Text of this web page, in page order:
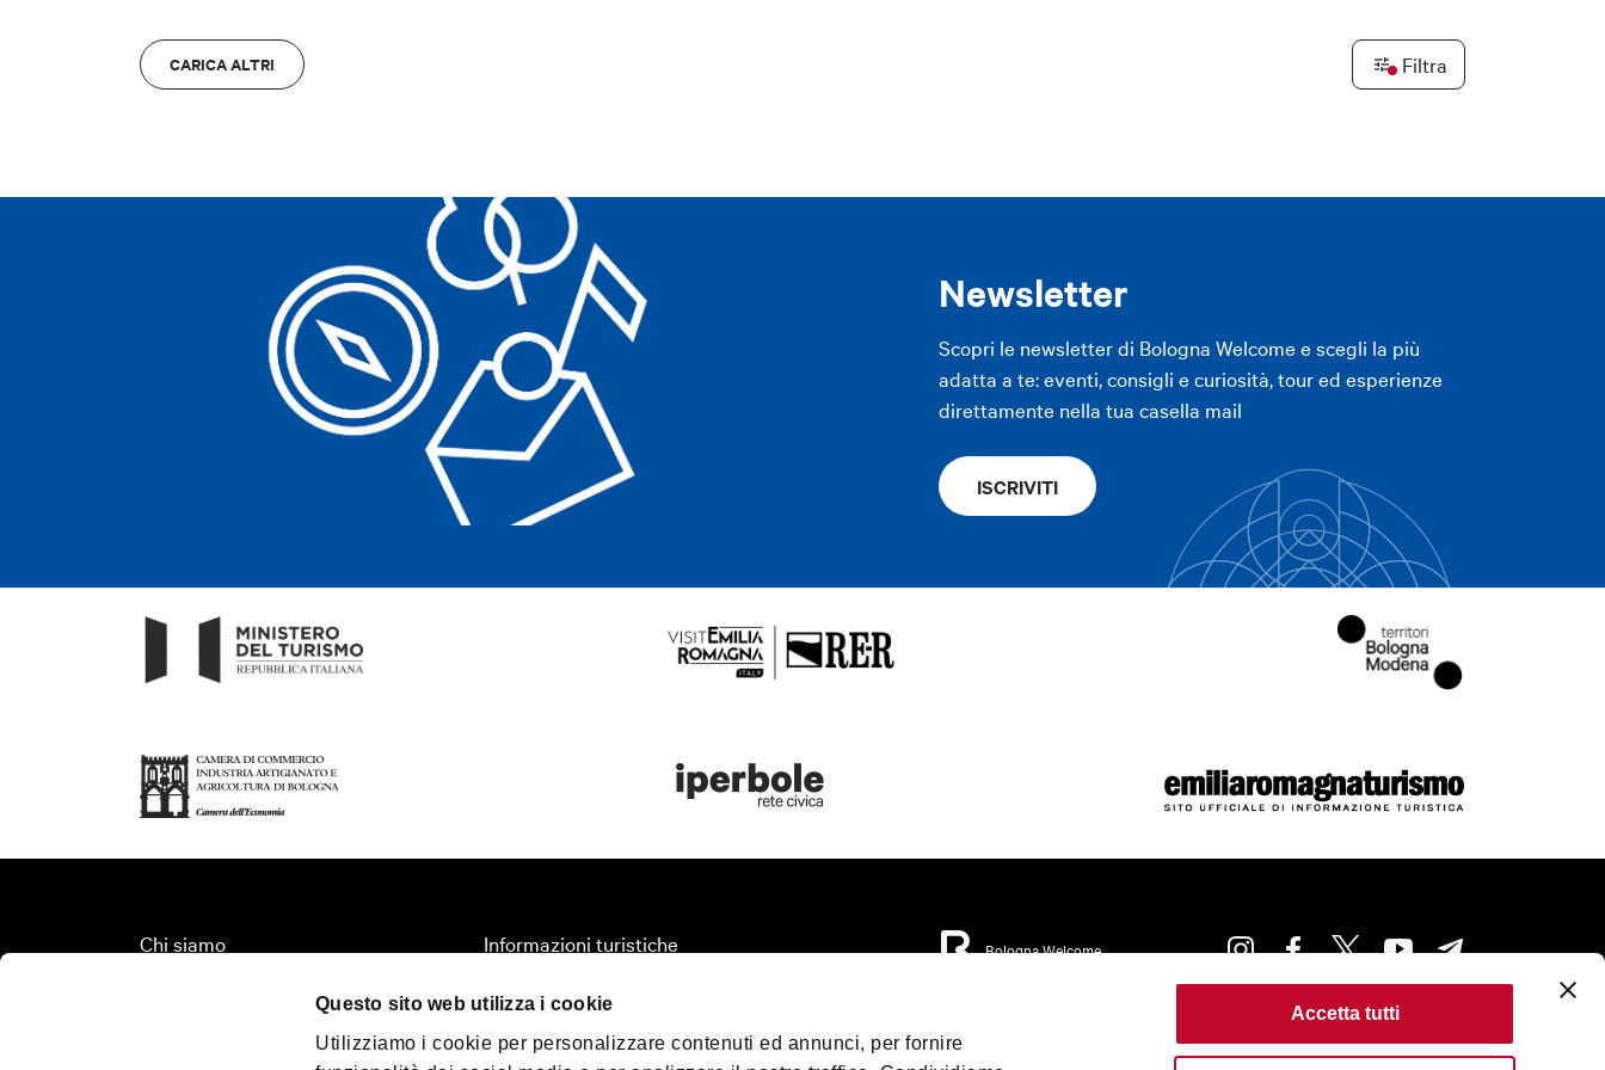
Questo sito web utilizza i cookie
Utilizziamo i cookie per personalizzare contenuti ed annunci, per fornire
Accetta tutti
CARICA ALTRI Filtra
contributors ©CARTO
Newsletter
Scopri le newsletter di Bologna Welcome e scegli la più
adatta a te: eventi, consigli e curiosità, tour ed esperienze
direttamente nella tua casella mail
ISCRIVITI
Chi siamo
Informazioni turistiche
Territorio
Turismo accessibile
Bologna Welcome
Condizioni di Utilizzo
Condizioni di Vendita
Criteri di pubblicazione